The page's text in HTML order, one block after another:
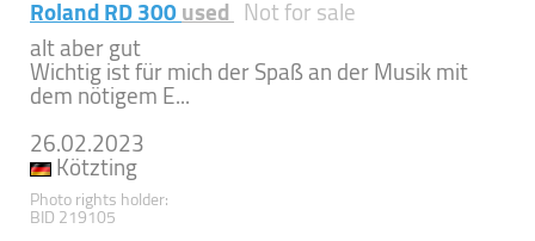
Roland RD 300used Not for sale
alt aber gut
Wichtig ist für mich der Spaß an der Musik mit
dem nötigem E...
26.02.2023
Kötzting
Photo rights holder:
BID 219105